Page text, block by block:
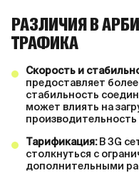
РАЗЛИЧИЯ В
ТРАФИКА
Скорость и
предоставляет
стабильность
может влиять на
Тарификация:В 3G
столкнуться с
дополнительными